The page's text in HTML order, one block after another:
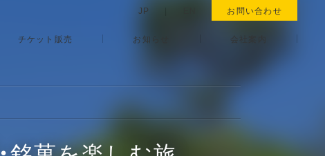
チケット販売 お知らせ 会社案内
JP お問い合わせ